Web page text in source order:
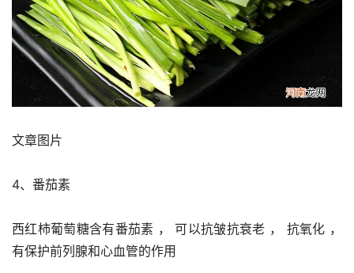
文章图片
4、番茄素
西红柿葡萄糖含有番茄素 ， 可以抗皱抗衰老 ， 抗氧化 ，
有保护前列腺和心血管的作用